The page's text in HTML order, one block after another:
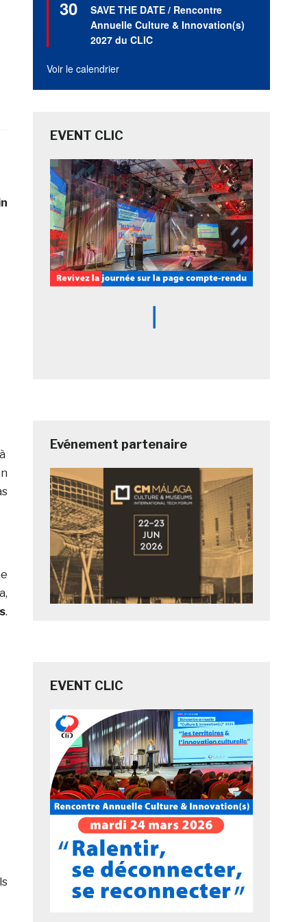
.
30
en
avant
SAVE THE DATE / Rencontre
Annuelle Culture & Innovation(s)
2027 du CLIC
Voir le calendrier
EVENT CLIC
Evénement partenaire
EVENT CLIC